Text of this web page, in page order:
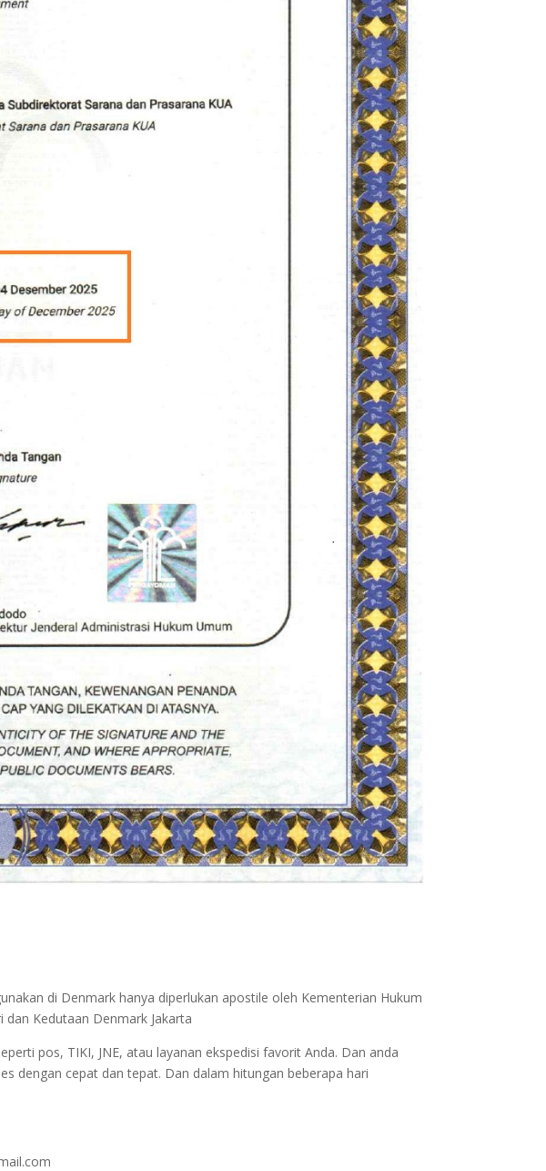
di Denmark hanya diperlukan apostile oleh Kementerian Hukum
Kedutaan Denmark Jakarta
pos, TIKI, JNE, atau layanan ekspedisi favorit Anda. Dan anda
dengan cepat dan tepat. Dan dalam hitungan beberapa hari